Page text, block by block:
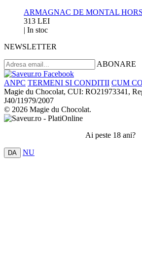
ARMAGNAC DE MONTAL
313 LEI
| In stoc
NEWSLETTER
ABONARE
ANPC TERMENI SI CONDITII CUM
Magie du Chocolat, CUI: RO21973341,
J40/11979/2007
© 2026 Magie du Chocolat.
Ai peste 18 ani?
DA NU